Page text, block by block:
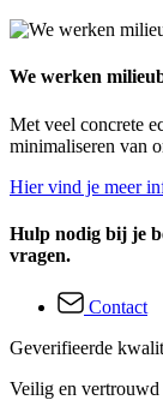
We werken
Met veel concrete
minimaliseren van
Hier vind je meer
Hulp nodig bij je
vragen.
Contact
Geverifieerde
Veilig en